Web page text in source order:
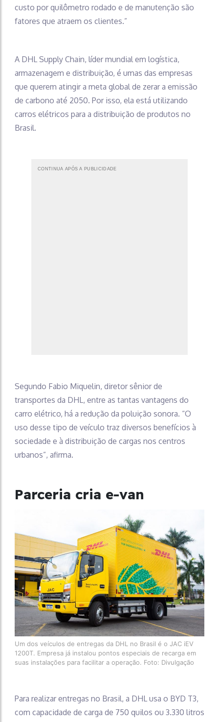
custo por quilômetro rodado e de manutenção são
fatores que atraem os clientes.”
A DHL Supply Chain, líder mundial em logística,
armazenagem e distribuição, é umas das empresas
que querem atingir a meta global de zerar a emissão
de carbono até 2050. Por isso, ela está utilizando
carros elétricos para a distribuição de produtos no
Brasil.
CONTINUA APÓS A PUBLICIDADE
Segundo Fabio Miquelin, diretor sênior de
transportes da DHL, entre as tantas vantagens do
carro elétrico, há a redução da poluição sonora. “O
uso desse tipo de veículo traz diversos benefícios à
sociedade e à distribuição de cargas nos centros
urbanos”, afirma.
Parceria cria e-van
Um dos veículos de entregas da DHL no Brasil é o JAC iEV
1200T. Empresa já instalou pontos especiais de recarga em
suas instalações para facilitar a operação. Foto: Divulgação
Para realizar entregas no Brasil, a DHL usa o BYD T3,
com capacidade de carga de 750 quilos ou 3.330 litros